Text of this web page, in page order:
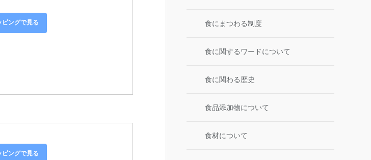
ングで見る
ングで見る
食にまつわる制度
食に関するワードについて
食に関わる歴史
食品添加物について
食材について